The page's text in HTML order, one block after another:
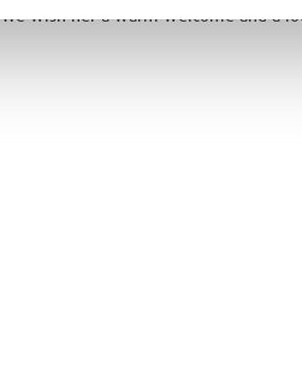
We wish her a warm welcome and a